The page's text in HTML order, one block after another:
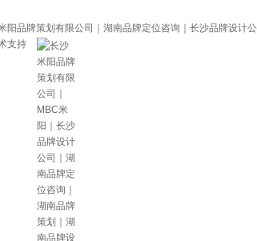
阳品牌策划有限公司｜湖南品牌定位咨询｜长沙品牌设计
支持